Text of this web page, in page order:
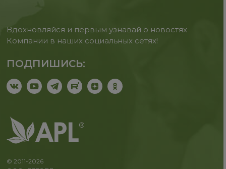
Вдохновляйся и первым узнавай о новостях
Компании в наших социальных сетях!
ПОДПИШИСЬ:
© 2011-2026